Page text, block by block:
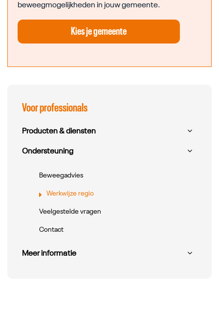
beweegmogelijkheden in jouw gemeente.
Kies je gemeente
Submenu overslaan
Voor professionals
Producten & diensten
Ondersteuning
Beweegadvies
Werkwijze regio
Veelgestelde vragen
Contact
Meer informatie